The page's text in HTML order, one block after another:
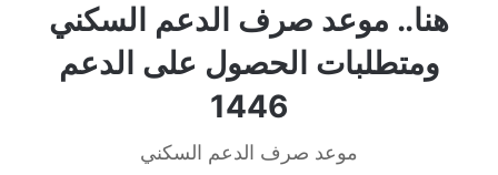
هنا.. موعد صرف الدعم السكني
ومتطلبات الحصول على الدعم
1446
موعد صرف الدعم السكني